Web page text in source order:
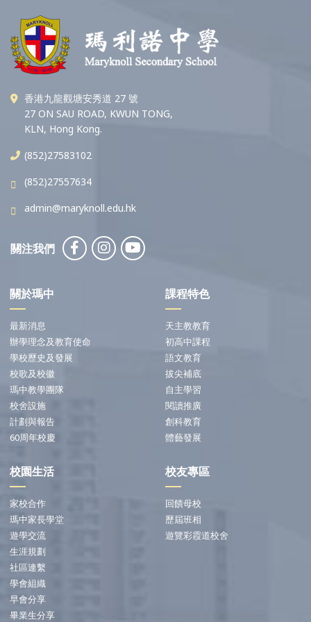
香港九龍觀塘安秀道 27 號
27 ON SAU ROAD, KWUN TONG,
KLN, Hong Kong.
(852)27583102
(852)27557634
admin@maryknoll.edu.hk
關注我們
關於瑪中
最新消息
辦學理念及教育使命
學校歷史及發展
校歌及校徽
瑪中教學團隊
校舍設施
計劃與報告
60周年校慶
課程特色
天主教教育
初高中課程
語文教育
拔尖補底
自主學習
閱讀推廣
創科教育
體藝發展
校園生活
家校合作
瑪中家長學堂
遊學交流
生涯規劃
社區連繫
學會組織
早會分享
畢業生分享
校友專區
回饋母校
歷屆班相
遊覽彩霞道校舍